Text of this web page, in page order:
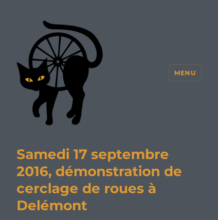
MENU
Samedi 17 septembre
2016, démonstration de
cerclage de roues à
Delémont